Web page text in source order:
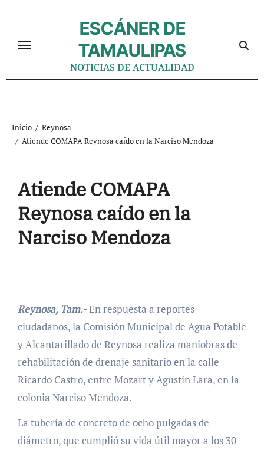
contenido
ESCÁNER DE
TAMAULIPAS
NOTICIAS DE ACTUALIDAD
Inicio
Reynosa
Atiende COMAPA Reynosa caído en la Narciso Mendoza
Atiende COMAPA
Reynosa caído en la
Narciso Mendoza
Reynosa, Tam.-En respuesta a reportes
ciudadanos, la Comisión Municipal de Agua Potable
y Alcantarillado de Reynosa realiza maniobras de
rehabilitación de drenaje sanitario en la calle
Ricardo Castro, entre Mozart y Agustín Lara, en la
colonia Narciso Mendoza.
La tubería de concreto de ocho pulgadas de
diámetro, que cumplió su vida útil mayor a los 30